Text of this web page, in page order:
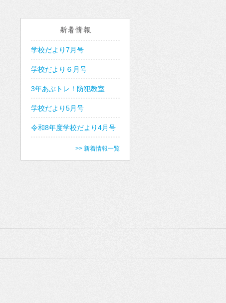
学校だより7月号
学校だより６月号
3年あぶトレ！防犯教室
学校だより5月号
令和8年度学校だより4月号
>> 新着情報一覧